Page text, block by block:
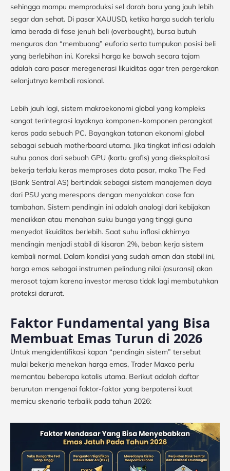
sehingga mampu memproduksi sel darah baru yang jauh lebih
segar dan sehat. Di pasar XAUUSD, ketika harga sudah terlalu
lama berada di fase jenuh beli (overbought), bursa butuh
menguras dan “membuang” euforia serta tumpukan posisi beli
yang berlebihan ini. Koreksi harga ke bawah secara tajam
adalah cara pasar meregenerasi likuiditas agar tren pergerakan
selanjutnya kembali rasional.
Lebih jauh lagi, sistem makroekonomi global yang kompleks
sangat terintegrasi layaknya komponen-komponen perangkat
keras pada sebuah PC. Bayangkan tatanan ekonomi global
sebagai sebuah motherboard utama. Jika tingkat inflasi adalah
suhu panas dari sebuah GPU (kartu grafis) yang dieksploitasi
bekerja terlalu keras memproses data pasar, maka The Fed
(Bank Sentral AS) bertindak sebagai sistem manajemen daya
dari PSU yang merespons dengan menyalakan case fan
tambahan. Sistem pendingin ini adalah analogi dari kebijakan
menaikkan atau menahan suku bunga yang tinggi guna
menyedot likuiditas berlebih. Saat suhu inflasi akhirnya
mendingin menjadi stabil di kisaran 2%, beban kerja sistem
kembali normal. Dalam kondisi yang sudah aman dan stabil ini,
harga emas sebagai instrumen pelindung nilai (asuransi) akan
merosot tajam karena investor merasa tidak lagi membutuhkan
proteksi darurat.
Faktor Fundamental yang Bisa
Membuat Emas Turun di 2026
Untuk mengidentifikasi kapan “pendingin sistem” tersebut
mulai bekerja menekan harga emas, Trader Maxco perlu
memantau beberapa katalis utama. Berikut adalah daftar
berurutan mengenai faktor-faktor yang berpotensi kuat
memicu skenario terbalik pada tahun 2026: